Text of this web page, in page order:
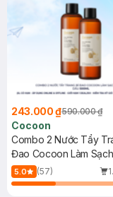
243.000 ₫590.000 ₫
Cocoon
Combo 2 Nước Tẩy
Đao Cocoon Làm Sạch
Dầu 500ml
5.0 (57)